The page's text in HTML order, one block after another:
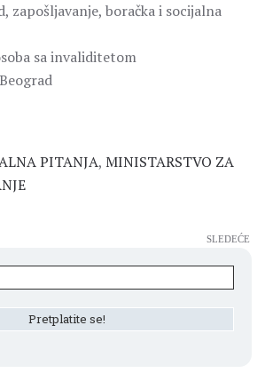
zapošljavanje, boračka i socijalna
sa invaliditetom
PITANJA, MINISTARSTVO ZA
SLEDEĆE